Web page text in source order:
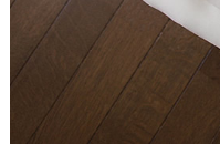
くるみ
【ドレスリメイク】3
【ドレスリメイク】ベ